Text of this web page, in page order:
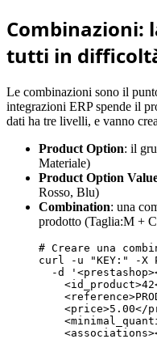
Combinazioni:
tutti in
Le combinazioni sono il
integrazioni ERP spende il
dati ha tre livelli, e vanno
Product Option: il
Materiale)
Product Option
Rosso, Blu)
Combination: una
prodotto (Taglia:M +
# Creare una
curl -u
"KEY:" -X
  -d
<price>5.00</